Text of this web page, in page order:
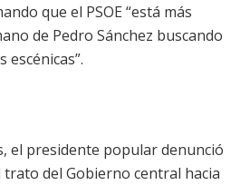
que el PSOE “está más
de Pedro Sánchez buscando
escénicas”.
el presidente popular denunció
del Gobierno central hacia